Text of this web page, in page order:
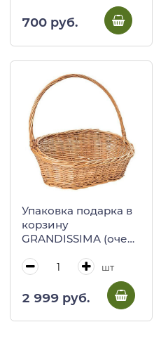
700 руб.
Упаковка подарка в
корзину
GRANDISSIMA (очень
шт
2 999 руб.